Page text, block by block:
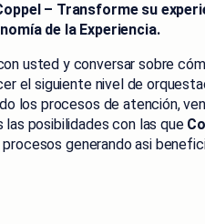
– Transforme su
de la Experiencia.
usted y conversar sobre
el siguiente nivel de
los procesos de atención,
las posibilidades con las que
generando asi